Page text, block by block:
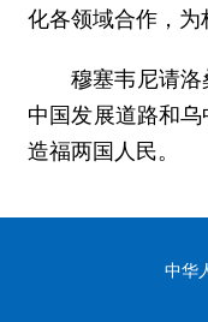
化各领域合作，
穆塞韦尼请
中国发展道路和
造福两国人民。
中华